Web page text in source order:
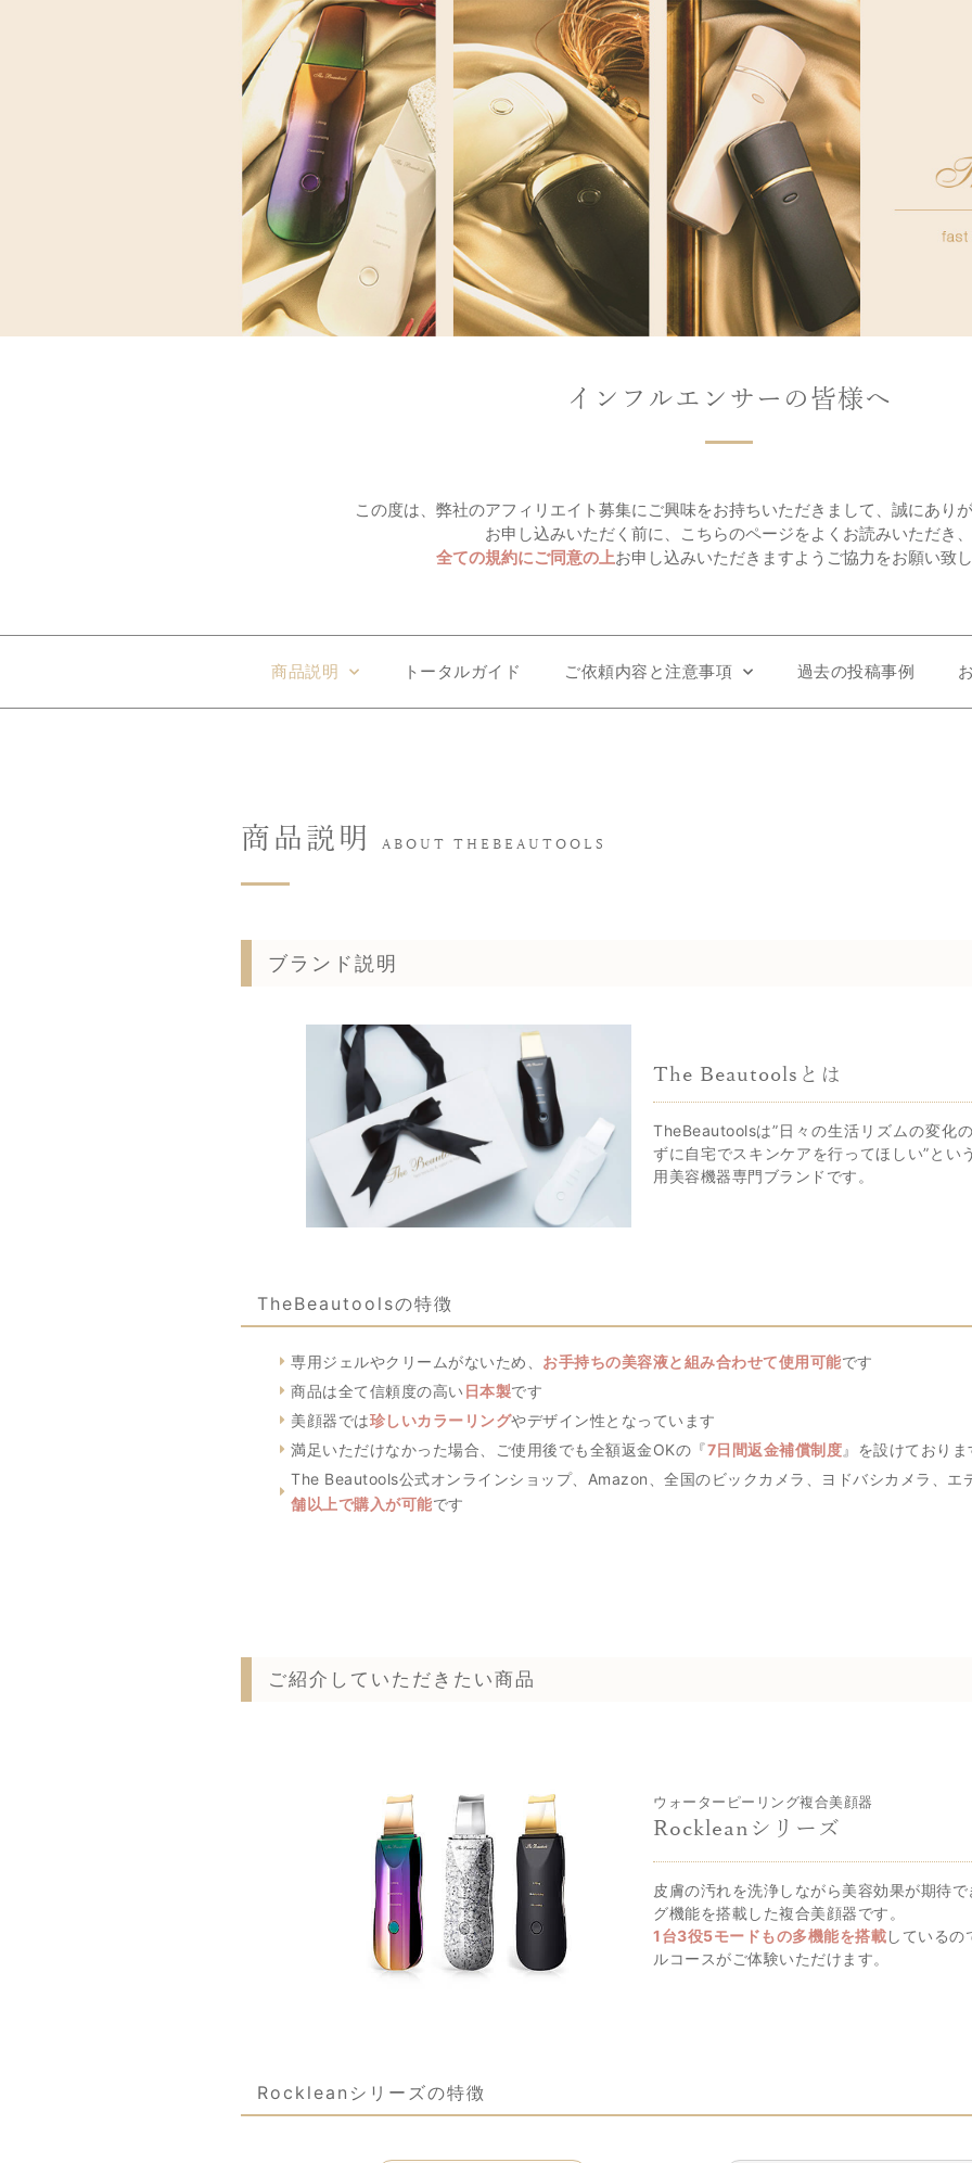
インフルエンサーの皆様へ
この度は、弊社のアフィリエイト募集にご興味をお持ちいただきまして、誠にありが
お申し込みいただく前に、こちらのページをよくお読みいただき、
全ての規約にご同意の上お申し込みいただきますようご協力をお願い致し
商品説明 トータルガイド ご依頼内容と注意事項 過去の投稿事例
商品説明 ABOUT THEBEAUTOOLS
ブランド説明
The Beautoolsとは
TheBeautoolsは”日々の生活リズムの変化
ずに自宅でスキンケアを行ってほしい”とい
用美容機器専門ブランドです。
TheBeautoolsの特徴
専用ジェルやクリームがないため、 お手持ちの美容液と組み合わせて使用可能です
商品は全て信頼度の高い 日本製です
美顔器では珍しいカラーリングやデザイン性となっています
満足いただけなかった場合、ご使用後でも全額返金OKの『7日間返金補償制度』を設けておりま
The Beautools公式オンラインショップ、Amazon、全国のビックカメラ、ヨドバシカメラ、エ
舗以上で購入が可能です
ご紹介していただきたい商品
ウォーターピーリング複合美顔器
Rockleanシリーズ
皮膚の汚れを洗浄しながら美容効果が期待
グ機能を搭載した複合美顔器です。
1台3役5モードもの多機能を搭載しているの
ルコースがご体験いただけます。
Rockleanシリーズの特徴